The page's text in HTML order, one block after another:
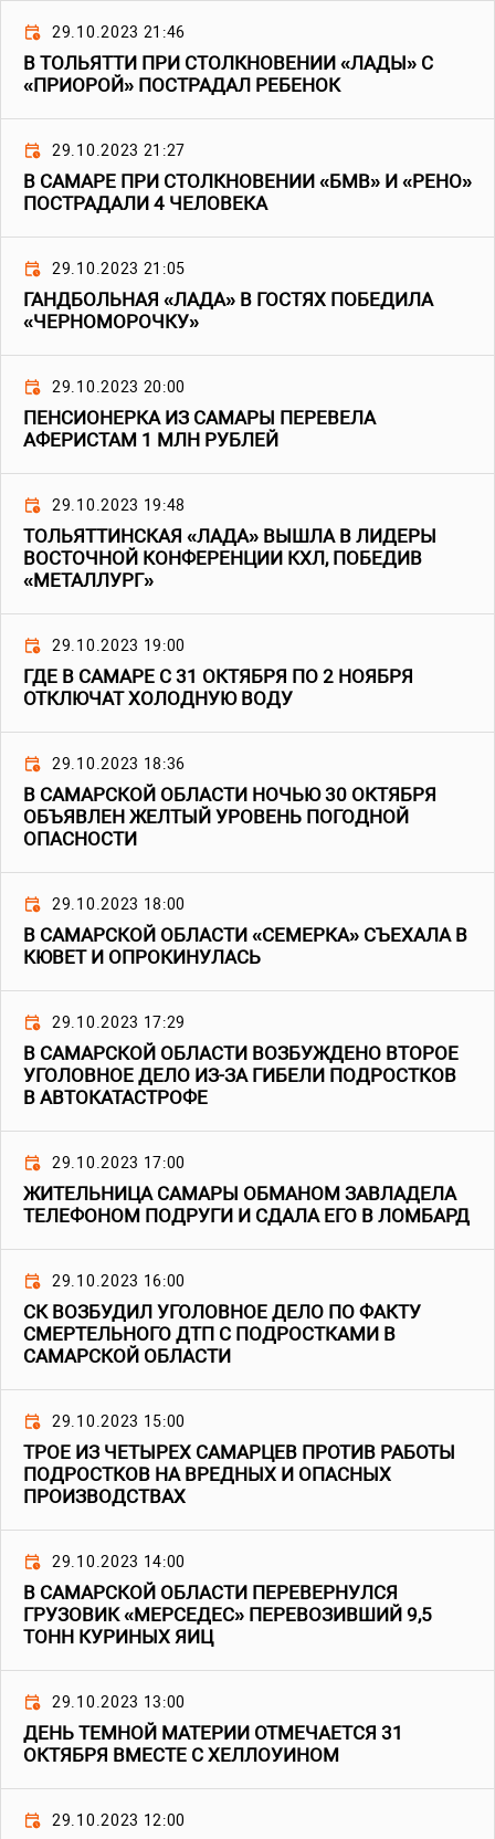
29.10.2023 21:46
В ТОЛЬЯТТИ ПРИ СТОЛКНОВЕНИИ «ЛАДЫ» С
«ПРИОРОЙ» ПОСТРАДАЛ РЕБЕНОК
29.10.2023 21:27
В САМАРЕ ПРИ СТОЛКНОВЕНИИ «БМВ» И «РЕНО»
ПОСТРАДАЛИ 4 ЧЕЛОВЕКА
29.10.2023 21:05
ГАНДБОЛЬНАЯ «ЛАДА» В ГОСТЯХ ПОБЕДИЛА
«ЧЕРНОМОРОЧКУ»
29.10.2023 20:00
ПЕНСИОНЕРКА ИЗ САМАРЫ ПЕРЕВЕЛА
АФЕРИСТАМ 1 МЛН РУБЛЕЙ
29.10.2023 19:48
ТОЛЬЯТТИНСКАЯ «ЛАДА» ВЫШЛА В ЛИДЕРЫ
ВОСТОЧНОЙ КОНФЕРЕНЦИИ КХЛ, ПОБЕДИВ
«МЕТАЛЛУРГ»
29.10.2023 19:00
ГДЕ В САМАРЕ С 31 ОКТЯБРЯ ПО 2 НОЯБРЯ
ОТКЛЮЧАТ ХОЛОДНУЮ ВОДУ
29.10.2023 18:36
В САМАРСКОЙ ОБЛАСТИ НОЧЬЮ 30 ОКТЯБРЯ
ОБЪЯВЛЕН ЖЕЛТЫЙ УРОВЕНЬ ПОГОДНОЙ
ОПАСНОСТИ
29.10.2023 18:00
В САМАРСКОЙ ОБЛАСТИ «СЕМЕРКА» СЪЕХАЛА В
КЮВЕТ И ОПРОКИНУЛАСЬ
29.10.2023 17:29
В САМАРСКОЙ ОБЛАСТИ ВОЗБУЖДЕНО ВТОРОЕ
УГОЛОВНОЕ ДЕЛО ИЗ-ЗА ГИБЕЛИ ПОДРОСТКОВ
В АВТОКАТАСТРОФЕ
29.10.2023 17:00
ЖИТЕЛЬНИЦА САМАРЫ ОБМАНОМ ЗАВЛАДЕЛА
ТЕЛЕФОНОМ ПОДРУГИ И СДАЛА ЕГО В ЛОМБАРД
29.10.2023 16:00
СК ВОЗБУДИЛ УГОЛОВНОЕ ДЕЛО ПО ФАКТУ
СМЕРТЕЛЬНОГО ДТП С ПОДРОСТКАМИ В
САМАРСКОЙ ОБЛАСТИ
29.10.2023 15:00
ТРОЕ ИЗ ЧЕТЫРЕХ САМАРЦЕВ ПРОТИВ РАБОТЫ
ПОДРОСТКОВ НА ВРЕДНЫХ И ОПАСНЫХ
ПРОИЗВОДСТВАХ
29.10.2023 14:00
В САМАРСКОЙ ОБЛАСТИ ПЕРЕВЕРНУЛСЯ
ГРУЗОВИК «МЕРСЕДЕС» ПЕРЕВОЗИВШИЙ 9,5
ТОНН КУРИНЫХ ЯИЦ
29.10.2023 13:00
ДЕНЬ ТЕМНОЙ МАТЕРИИ ОТМЕЧАЕТСЯ 31
ОКТЯБРЯ ВМЕСТЕ С ХЕЛЛОУИНОМ
29.10.2023 12:00